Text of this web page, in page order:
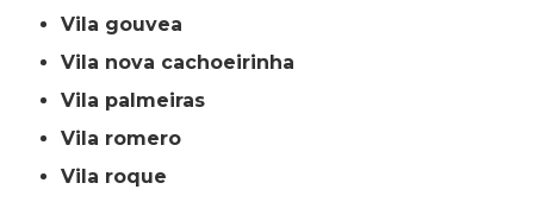
vila gouvea
vila nova cachoeirinha
vila palmeiras
vila romero
vila roque